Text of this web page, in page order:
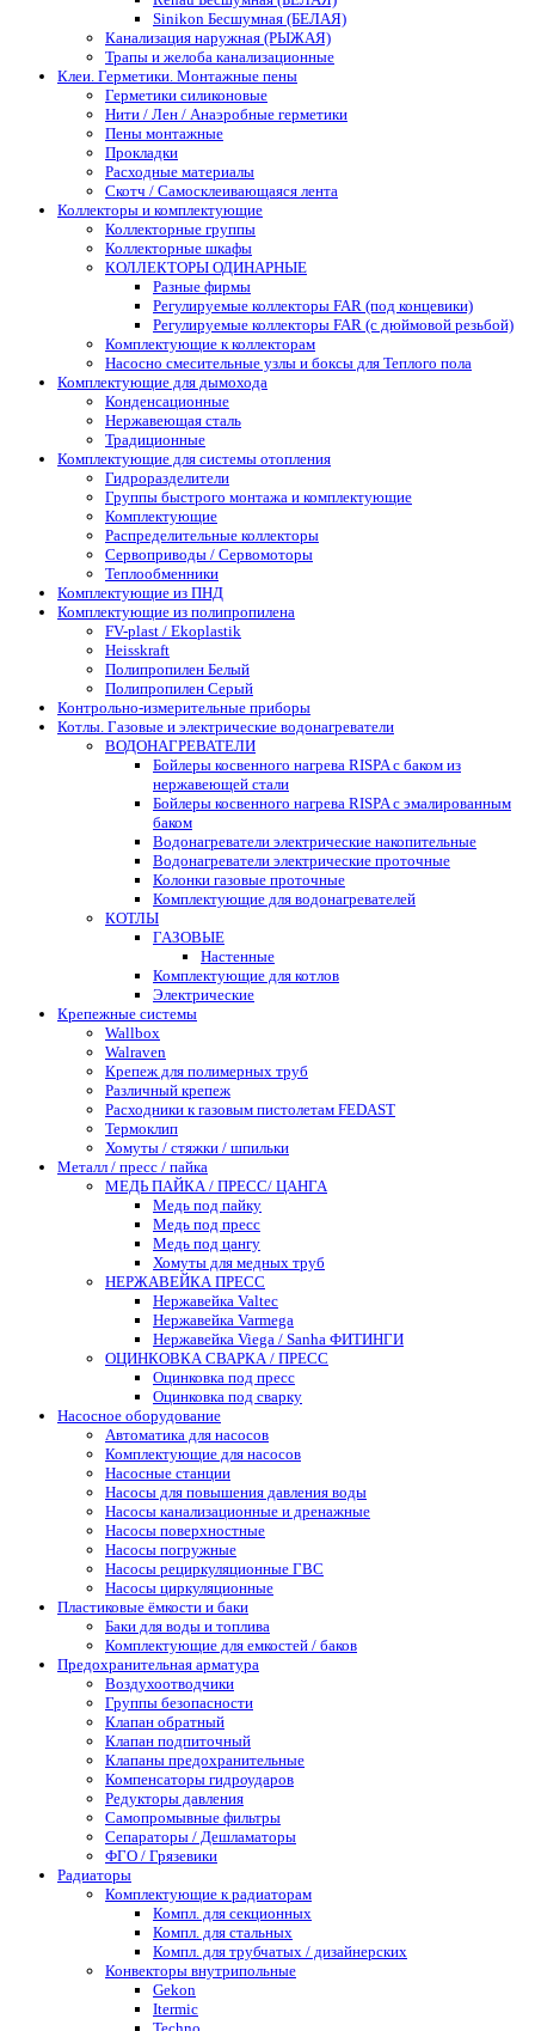
Sinikon Бесшумная (БЕЛАЯ)
Канализация наружная (РЫЖАЯ)
Трапы и желоба канализационные
Клеи. Герметики. Монтажные пены
Герметики силиконовые
Нити / Лен / Анаэробные герметики
Пены монтажные
Прокладки
Расходные материалы
Скотч / Самосклеивающаяся лента
Коллекторы и комплектующие
Коллекторные группы
Коллекторные шкафы
КОЛЛЕКТОРЫ ОДИНАРНЫЕ
Разные фирмы
Регулируемые коллекторы FAR (под концевики)
Регулируемые коллекторы FAR (с дюймовой резьбой)
Комплектующие к коллекторам
Насосно смесительные узлы и боксы для Теплого пола
Комплектующие для дымохода
Конденсационные
Нержавеющая сталь
Традиционные
Комплектующие для системы отопления
Гидроразделители
Группы быстрого монтажа и комплектующие
Комплектующие
Распределительные коллекторы
Сервоприводы / Сервомоторы
Теплообменники
Комплектующие из ПНД
Комплектующие из полипропилена
FV-plast / Ekoplastik
Heisskraft
Полипропилен Белый
Полипропилен Серый
Контрольно-измерительные приборы
Котлы. Газовые и электрические водонагреватели
ВОДОНАГРЕВАТЕЛИ
Бойлеры косвенного нагрева RISPA с баком из
нержавеющей стали
Бойлеры косвенного нагрева RISPA с эмалированным
баком
Водонагреватели электрические накопительные
Водонагреватели электрические проточные
Колонки газовые проточные
Комплектующие для водонагревателей
КОТЛЫ
ГАЗОВЫЕ
Настенные
Комплектующие для котлов
Электрические
Крепежные системы
Wallbox
Walraven
Крепеж для полимерных труб
Различный крепеж
Расходники к газовым пистолетам FEDAST
Термоклип
Хомуты / стяжки / шпильки
Металл / пресс / пайка
МЕДЬ ПАЙКА / ПРЕСС/ ЦАНГА
Медь под пайку
Медь под пресс
Медь под цангу
Хомуты для медных труб
НЕРЖАВЕЙКА ПРЕСС
Нержавейка Valtec
Нержавейка Varmega
Нержавейка Viega / Sanha ФИТИНГИ
ОЦИНКОВКА СВАРКА / ПРЕСС
Оцинковка под пресс
Оцинковка под сварку
Насосное оборудование
Автоматика для насосов
Комплектующие для насосов
Насосные станции
Насосы для повышения давления воды
Насосы канализационные и дренажные
Насосы поверхностные
Насосы погружные
Насосы рециркуляционные ГВС
Насосы циркуляционные
Пластиковые ёмкости и баки
Баки для воды и топлива
Комплектующие для емкостей / баков
Предохранительная арматура
Воздухоотводчики
Группы безопасности
Клапан обратный
Клапан подпиточный
Клапаны предохранительные
Компенсаторы гидроударов
Редукторы давления
Самопромывные фильтры
Сепараторы / Дешламаторы
ФГО / Грязевики
Радиаторы
Комплектующие к радиаторам
Компл. для секционных
Компл. для стальных
Компл. для трубчатых / дизайнерских
Конвекторы внутрипольные
Gekon
Itermic